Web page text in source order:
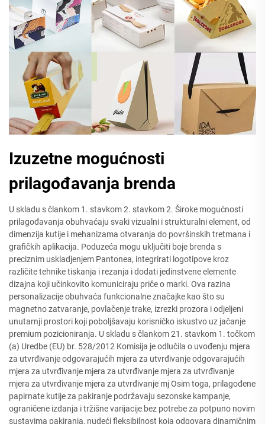
Izuzetne mogućnosti
prilagođavanja brenda
U skladu s člankom 1. stavkom 2. stavkom 2. Široke mogućnosti
prilagođavanja obuhvaćaju svaki vizualni i strukturalni element, od
dimenzija kutije i mehanizama otvaranja do površinskih tretmana i
grafičkih aplikacija. Poduzeća mogu uključiti boje brenda s
preciznim uskladjenjem Pantonea, integrirati logotipove kroz
različite tehnike tiskanja i rezanja i dodati jedinstvene elemente
dizajna koji učinkovito komuniciraju priče o marki. Ova razina
personalizacije obuhvaća funkcionalne značajke kao što su
magnetno zatvaranje, povlačenje trake, izrezki prozora i odjeljeni
unutarnji prostori koji poboljšavaju korisničko iskustvo uz jačanje
premium pozicioniranja. U skladu s člankom 21. stavkom 1. točkom
(a) Uredbe (EU) br. 528/2012 Komisija je odlučila o uvođenju mjera
za utvrđivanje odgovarajućih mjera za utvrđivanje odgovarajućih
mjera za utvrđivanje mjera za utvrđivanje mjera za utvrđivanje
mjera za utvrđivanje mjera za utvrđivanje mj Osim toga, prilagođene
papirnate kutije za pakiranje podržavaju sezonske kampanje,
ograničene izdanja i tržišne varijacije bez potrebe za potpuno novim
sustavima pakiranja, nudeći fleksibilnost koja odgovara dinamičnim